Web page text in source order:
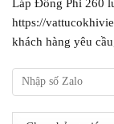
Láp Đồng Phi 260
https://
khách hàng yêu